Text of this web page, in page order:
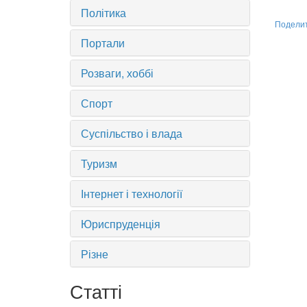
Політика
Портали
Розваги, хоббі
Спорт
Суспільство і влада
Туризм
Інтернет і технології
Юриспруденція
Різне
Статті